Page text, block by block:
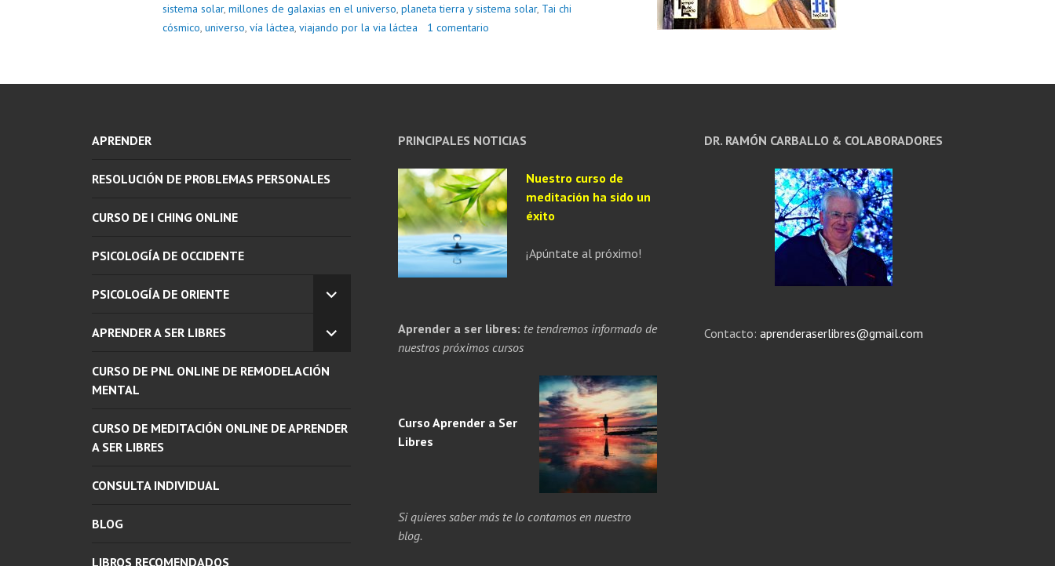
sistema solar, millones de galaxias en el universo, planeta tierra y sistema solar, Tai chi
cósmico, universo, vía láctea, viajando por la via láctea 1 comentario
APRENDER
RESOLUCIÓN DE PROBLEMAS PERSONALES
CURSO DE I CHING ONLINE
PSICOLOGÍA DE OCCIDENTE
PSICOLOGÍA DE ORIENTE
EXPANDE
MENÚ
APRENDER A SER LIBRES
EXPANDE
CURSO DE PNL ONLINE DE REMODELACIÓN
MENTAL
CURSO DE MEDITACIÓN ONLINE DE APRENDER
A SER LIBRES
CONSULTA INDIVIDUAL
BLOG
LIBROS RECOMENDADOS
PRINCIPALES NOTICIAS
Nuestro curso de
meditación ha sido un
éxito
¡Apúntate al próximo!
Aprender a ser libres: te tendremos informado de
nuestros próximos cursos
Curso Aprender a Ser
Libres
Si quieres saber más te lo contamos en nuestro
blog.
DR. RAMÓN CARBALLO & COLABORADORES
Contacto: aprenderaserlibres@gmail.com